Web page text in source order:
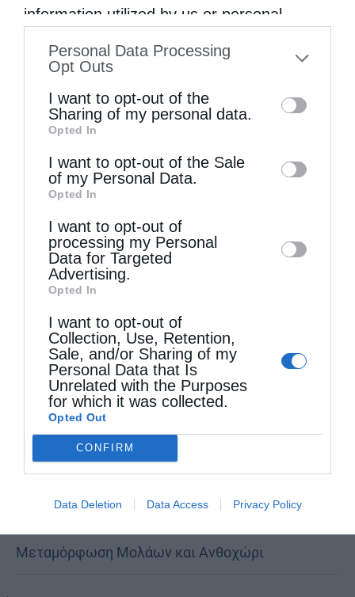
information utilized by us or personal
to your opt-out. You may separately opt-out
information by third parties on the IAB’s list
of downstream participants. This
information may also be disclosed by us to
third parties on theIAB’s List of
Downstream Participants
disclose it to other third parties.
Personal Data Processing
Opt Outs
I want to opt-out of the
Sharing of my personal data.
Opted In
I want to opt-out of the Sale
of my Personal Data.
Opted In
I want to opt-out of
processing my Personal
Data for Targeted
Advertising.
Opted In
I want to opt-out of
Collection, Use, Retention,
Sale, and/or Sharing of my
Personal Data that Is
Unrelated with the Purposes
for which it was collected.
Opted Out
CONFIRM
Data Deletion Data Access Privacy Policy
Τελευταία άρθρα
Σταυρό με δωρεά επιχειρησιακού εξοπλισμού για
την αντιμετώπιση των καταστροφικών
πυρκαγιών
Η “Κιβωτός της Ορθοδοξίας” σε όλα τα περίπτερα
Δημητριάδος Ιγνάτιος: «Η Παναγία μας δείχνει
τον δρόμο της ταπείνωσης και της σιωπής»
(ΦΩΤΟ)
Μεταμόρφωση Μολάων και Ανθοχώρι